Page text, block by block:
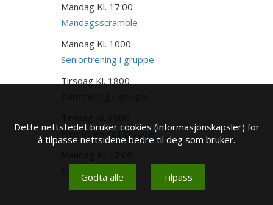
Mandag Kl. 17:00
Mandagsscramble
Mandag Kl. 1000
Seniortrening i gruppe
18
Tirsdag Kl. 1800
AUG
Herretrening i gruppe
Dette nettstedet bruker cookies (informasjonskapsler) for
å tilpasse nettsidene bedre til deg som bruker.
Godta alle Tilpass